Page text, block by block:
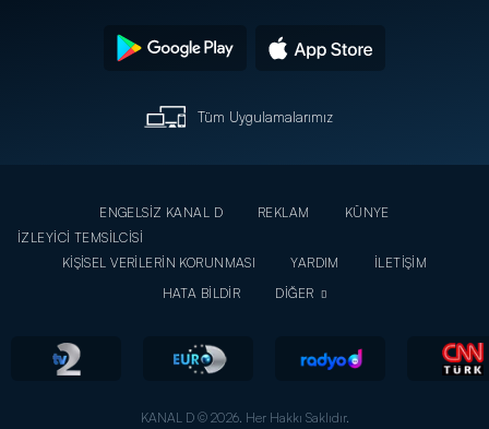
Tüm Uygulamalarımız
ENGELSİZ KANAL D REKLAM
KÜNYE
İZLEYİCİ TEMSİLCİSİ
KİŞİSEL VERİLERİN KORUNMASI
YARDIM
İLETİŞİM
HATA BİLDİR
DİĞER
KANAL D © 2026. Her Hakkı Saklıdır.